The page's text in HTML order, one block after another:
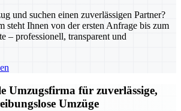
und suchen einen zuverlässigen Partner?
steht Ihnen von der ersten Anfrage bis zum
– professionell, transparent und
Umzugsfirma für zuverlässige,
Umzüge